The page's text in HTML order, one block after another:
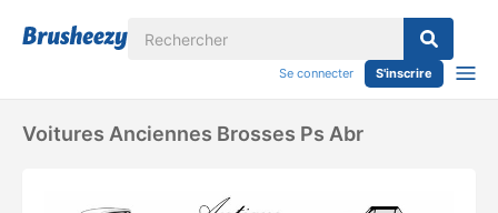
Se connecter S'inscrire
Voitures Anciennes Brosses Ps Abr